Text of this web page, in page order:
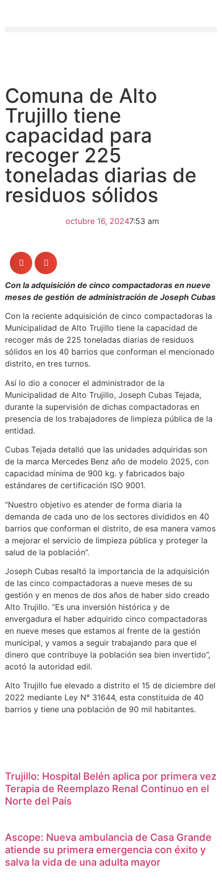
Comuna de Alto
Trujillo tiene
capacidad para
recoger 225
toneladas diarias de
residuos sólidos
octubre 16, 20247:53 am
Con la adquisición de cinco compactadoras en nueve
meses de gestión de administración de Joseph Cubas
Con la reciente adquisición de cinco compactadoras la
Municipalidad de Alto Trujillo tiene la capacidad de
recoger más de 225 toneladas diarias de residuos
sólidos en los 40 barrios que conforman el mencionado
distrito, en tres turnos.
Así lo dio a conocer el administrador de la
Municipalidad de Alto Trujillo, Joseph Cubas Tejada,
durante la supervisión de dichas compactadoras en
presencia de los trabajadores de limpieza pública de la
entidad.
Cubas Tejada detalló que las unidades adquiridas son
de la marca Mercedes Benz año de modelo 2025, con
capacidad mínima de 900 kg. y fabricados bajo
estándares de certificación ISO 9001.
“Nuestro objetivo es atender de forma diaria la
demanda de cada uno de los sectores divididos en 40
barrios que conforman el distrito, de esa manera vamos
a mejorar el servicio de limpieza pública y proteger la
salud de la población”.
Joseph Cubas resaltó la importancia de la adquisición
de las cinco compactadoras a nueve meses de su
gestión y en menos de dos años de haber sido creado
Alto Trujillo. “Es una inversión histórica y de
envergadura el haber adquirido cinco compactadoras
en nueve meses que estamos al frente de la gestión
municipal, y vamos a seguir trabajando para que el
dinero que contribuye la población sea bien invertido”,
acotó la autoridad edil.
Alto Trujillo fue elevado a distrito el 15 de diciembre del
2022 mediante Ley N° 31644, esta constituida de 40
barrios y tiene una población de 90 mil habitantes.
Trujillo: Hospital Belén aplica por primera vez
Terapia de Reemplazo Renal Continuo en el
Norte del País
Ascope: Nueva ambulancia de Casa Grande
atiende su primera emergencia con éxito y
salva la vida de una adulta mayor